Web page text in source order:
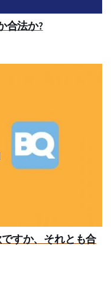
合法か?
すか、それとも合